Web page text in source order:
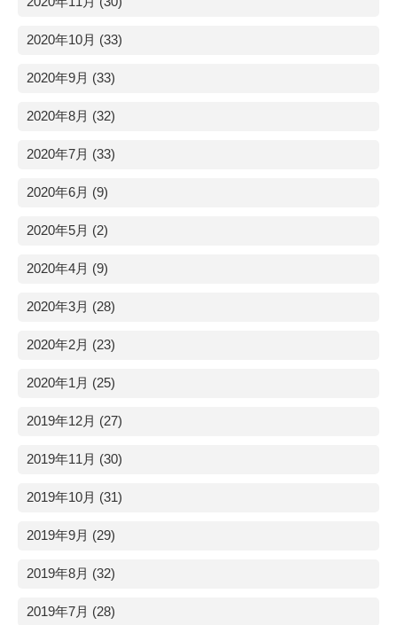
2020年10月 (33)
2020年9月 (33)
2020年8月 (32)
2020年7月 (33)
2020年6月 (9)
2020年5月 (2)
2020年4月 (9)
2020年3月 (28)
2020年2月 (23)
2020年1月 (25)
2019年12月 (27)
2019年11月 (30)
2019年10月 (31)
2019年9月 (29)
2019年8月 (32)
2019年7月 (28)